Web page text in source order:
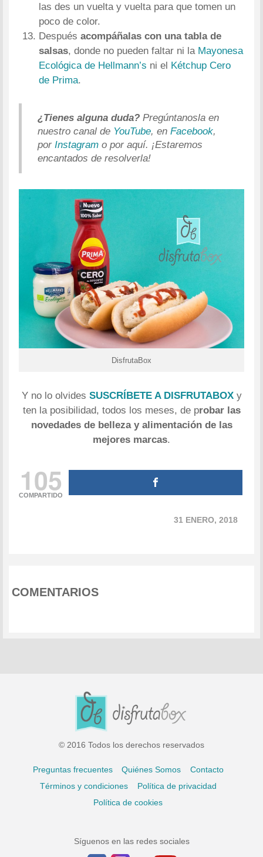
las des un vuelta y vuelta para que tomen un
poco de color.
Despuésacompáñalas con una tabla de
salsas, donde no pueden faltar ni la Mayonesa
Ecológica de Hellmann’s ni el Kétchup Cero
de Prima.
¿Tienes alguna duda? Pregúntanosla en
nuestro canal de YouTube, enFacebook,
porInstagram o por aquí. ¡Estaremos
encantados de resolverla!
DisfrutaBox
Y no lo olvides SUSCRÍBETE A DISFRUTABOXy
ten la posibilidad, todos los meses, de probar las
novedades de belleza y alimentación de las
mejores marcas.
105
COMPARTIDO
31 ENERO, 2018
COMENTARIOS
© 2016 Todos los derechos reservados
Preguntas frecuentes Quiénes Somos
Contacto
Términos y condiciones
Política de privacidad
Política de cookies
Síguenos en las redes sociales